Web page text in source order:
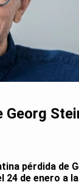
pérdida de
de enero a